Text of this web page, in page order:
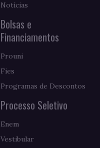
Notícias
Bolsas e
Financiamentos
Prouni
Fies
Programas de Descontos
Processo Seletivo
Enem
Vestibular